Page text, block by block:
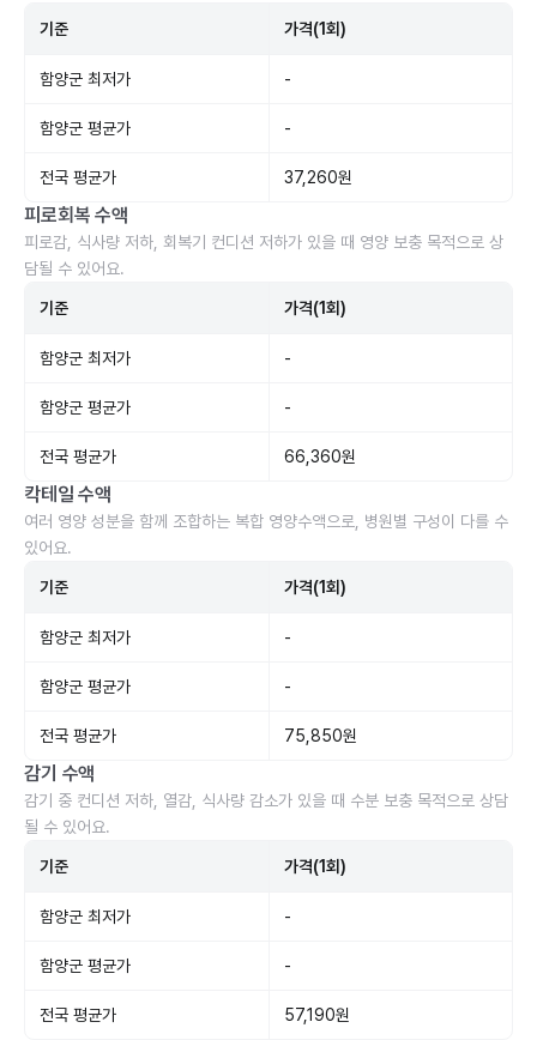
기준 가격(1회)
함양군 최저가 -
함양군 평균가 -
전국 평균가 37,260원
피로회복 수액
피로감, 식사량 저하, 회복기 컨디션 저하가 있을 때 영양 보충 목적으로 상
담될 수 있어요.
기준 가격(1회)
함양군 최저가 -
함양군 평균가 -
전국 평균가 66,360원
칵테일 수액
여러 영양 성분을 함께 조합하는 복합 영양수액으로, 병원별 구성이 다를 수
있어요.
기준 가격(1회)
함양군 최저가 -
함양군 평균가 -
전국 평균가 75,850원
감기 수액
감기 중 컨디션 저하, 열감, 식사량 감소가 있을 때 수분 보충 목적으로 상담
될 수 있어요.
기준 가격(1회)
함양군 최저가 -
함양군 평균가 -
전국 평균가 57,190원